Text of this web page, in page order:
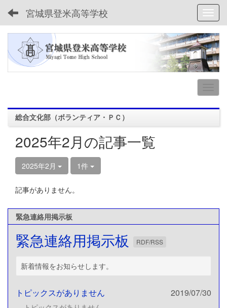
宮城県登米高等学校
総合文化部（ボランティア・ＰＣ）
2025年2月の記事一覧
2025年2月 1件
記事がありません。
緊急連絡用掲示板
緊急連絡用掲示板 RDF/RSS
新着情報をお知らせします。
トピックスがありません 2019/07/30